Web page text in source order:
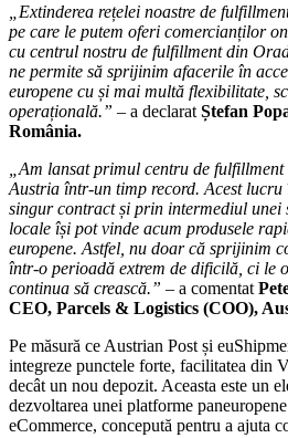
„Extinderea rețelei noastre de
pe care le putem oferi comercianților
cu centrul nostru de fulfillment din
ne permite să sprijinim afacerile în
europene cu și mai multă flexibilitate,
operațională.” – a declarat Ștefan
România.
„Am lansat primul centru de
Austria într-un timp record. Acest
singur contract și prin intermediul
locale își pot vinde acum produsele
europene. Astfel, nu doar că sprijinim
într-o perioadă extrem de dificilă, ci le
continua să crească.” – a comentat
CEO, Parcels & Logistics (COO),
Pe măsură ce Austrian Post și
integreze punctele forte, facilitatea din
decât un nou depozit. Aceasta este un
dezvoltarea unei platforme
eCommerce, concepută pentru a ajuta